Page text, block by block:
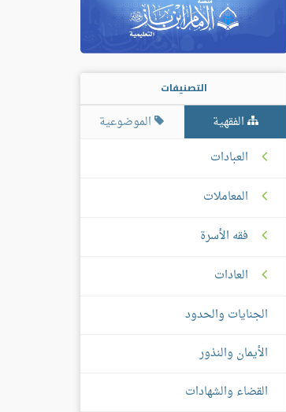
التصنيفات
الفقهية
الموضوعية
العبادات
المعاملات
فقه الأسرة
العادات
الجنايات والحدود
الأيمان والنذور
القضاء والشهادات